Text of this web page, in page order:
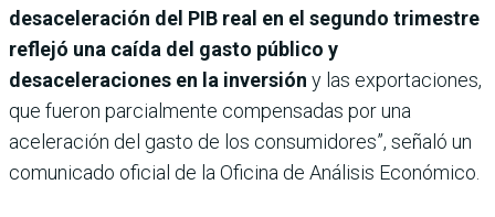
desaceleración del PIB real en el segundo trimestre
reflejó una caída del gasto público y
desaceleraciones en la inversión y las exportaciones,
que fueron parcialmente compensadas por una
aceleración del gasto de los consumidores”, señaló un
comunicado oficial de la Oficina de Análisis Económico.